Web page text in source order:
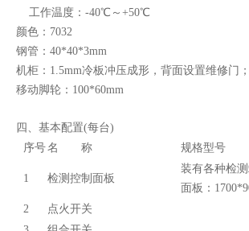
工作温度：-40℃～+50℃
颜色：7032
钢管：40*40*3mm
机柜：1.5mm冷板冲压成形，背面设置维修门；
移动脚轮：100*60mm
四、基本配置(每台)
序号名 称 规格型号
1 检测控制面板
装有各种检
面板：
2
点火开关